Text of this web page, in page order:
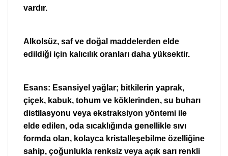
vardır.
Alkolsüz, saf ve doğal maddelerden elde
edildiği için kalıcılık oranları daha yüksektir.
Esans: Esansiyel yağlar; bitkilerin yaprak,
çiçek, kabuk, tohum ve köklerinden, su buharı
distilasyonu veya ekstraksiyon yöntemi ile
elde edilen, oda sıcaklığında genellikle sıvı
formda olan, kolayca kristalleşebilme özelliğine
sahip, çoğunlukla renksiz veya açık sarı renkli